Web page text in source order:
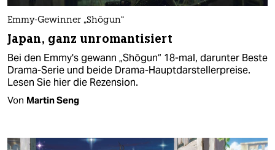
Emmy-Gewinner „Shōgun“
Japan, ganz unromantisiert
Bei den Emmy's gewann „Shōgun“ 18-mal, darunter Beste
Drama-Serie und beide Drama-Hauptdarstellerpreise.
Lesen Sie hier die Rezension.
Von Martin Seng